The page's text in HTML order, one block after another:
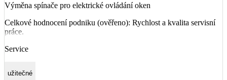
Výměna spínače pro elektrické ovládání oken
Celkové hodnocení podniku (ověřeno): Rychlost a kvalita servisní
práce.
Service
užitečné